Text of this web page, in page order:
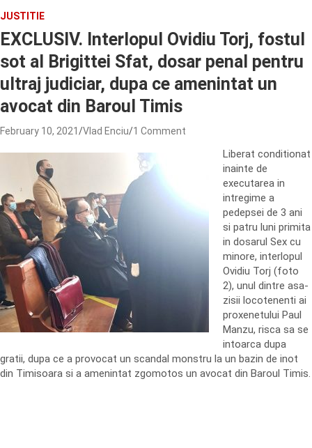
JUSTITIE
EXCLUSIV. Interlopul Ovidiu Torj, fostul
sot al Brigittei Sfat, dosar penal pentru
ultraj judiciar, dupa ce amenintat un
avocat din Baroul Timis
February 10, 2021 Vlad Enciu 1 Comment
Liberat conditionat
inainte de
executarea in
intregime a
pedepsei de 3 ani
si patru luni primita
in dosarul Sex cu
minore, interlopul
Ovidiu Torj (foto
2), unul dintre asa-
zisii locotenenti ai
proxenetului Paul
Manzu, risca sa se
intoarca dupa
gratii, dupa ce a provocat un scandal monstru la un bazin de inot
din Timisoara si a amenintat zgomotos un avocat din Baroul Timis.